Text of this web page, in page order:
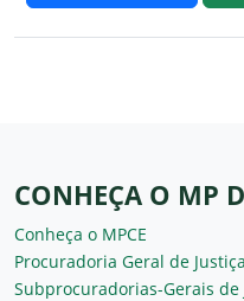
CONHEÇA O MP
Conheça o MPCE
Procuradoria Geral de Justiça
Subprocuradorias-Gerais de